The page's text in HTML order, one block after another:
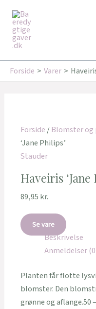
indholdet
Forside Varer
Forside/Blomster
‘Jane Philips’
Stauder
Haveiris ‘Jane
89,95 kr.
Se vare
Beskrivelse
Anmeldelser
Planten får flotte
blomster. Den
grønne og aflange.50
Tilbud!
Tilbud!
99,95